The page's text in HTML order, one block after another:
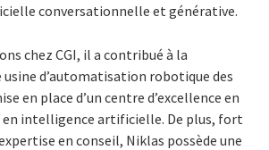
conversationnelle et générative.
chez CGI, il a contribué à la
d’automatisation robotique des
en place d’un centre d’excellence en
intelligence artificielle. De plus, fort
en conseil, Niklas possède une